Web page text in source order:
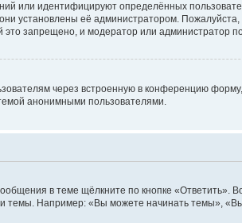
или идентифицируют определённых
установлены её администратором.
запрещено, и модератор или администратор
через встроенную в конференцию
анонимными пользователями.
в теме щёлкните по кнопке «Ответить».
темы. Например: «Вы можете начинать темы»,